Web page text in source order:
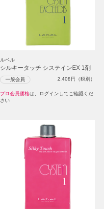
ルベル
シルキータッチ システインEX 1剤
一般会員 2,408円（税別）
プロ会員価格は、ログインしてご確認くだ
さい